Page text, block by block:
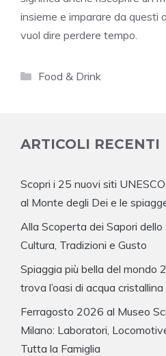
insieme e imparare da questi
vuol dire perdere tempo.
Categorie
Food & Drink
ARTICOLI RECENTI
Scopri i 25 nuovi siti
al Monte degli Dei e le
Alla Scoperta dei Sapori
Cultura, Tradizioni e Gusto
Spiaggia più bella del mondo
trova l’oasi di acqua
Ferragosto 2026 al Museo
Milano: Laboratori,
Tutta la Famiglia